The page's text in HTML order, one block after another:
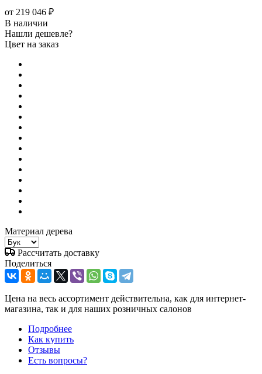
от 219 046 ₽
В наличии
Нашли дешевле?
Цвет на заказ
Материал дерева
Рассчитать доставку
Поделиться
Цена на весь ассортимент действительна, как для интернет-
магазина, так и для наших розничных салонов
Подробнее
Как купить
Отзывы
Есть вопросы?